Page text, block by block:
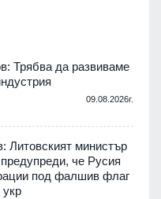
Трябва да развиваме
09.08.2026г.
Литовският министър
че Русия
под фалшив флаг